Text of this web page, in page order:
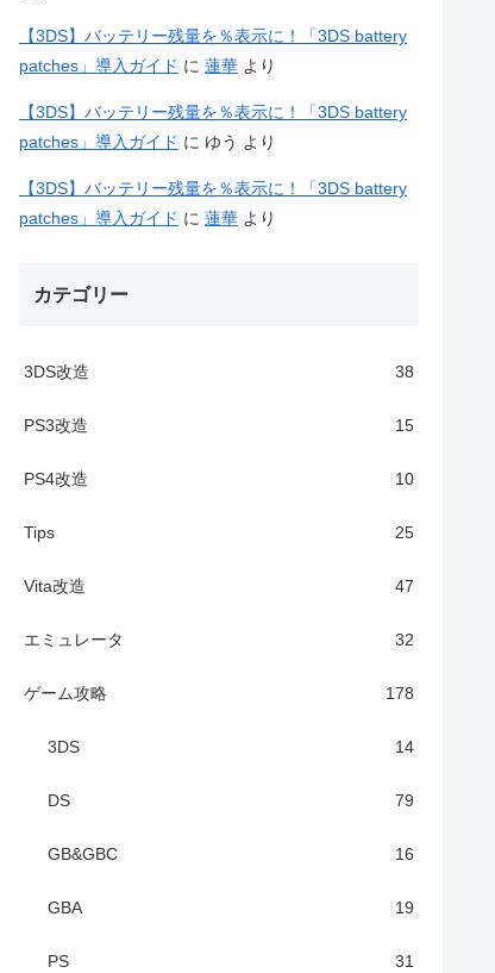
【3DS】バッテリー残量を％表示に！「3DS battery
patches」導入ガイド に 蓮華 より
【3DS】バッテリー残量を％表示に！「3DS battery
patches」導入ガイド に ゆう より
【3DS】バッテリー残量を％表示に！「3DS battery
patches」導入ガイド に 蓮華 より
カテゴリー
3DS改造 38
PS3改造 15
PS4改造 10
Tips 25
Vita改造 47
エミュレータ 32
ゲーム攻略 178
3DS 14
DS 79
GB&GBC 16
GBA 19
PS 31